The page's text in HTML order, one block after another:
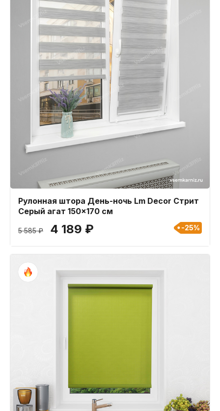
Рулонная штора День-ночь Lm Decor Стрит
Серый агат 150x170 см
5 585 ₽ 4 189 ₽ -25%